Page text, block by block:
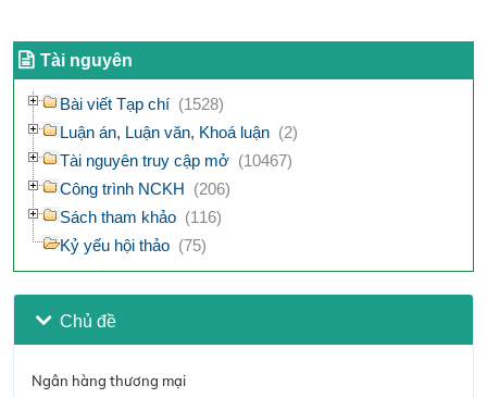
Tài nguyên
Bài viết Tạp chí (1528)
Luận án, Luận văn, Khoá luận (2)
Tài nguyên truy cập mở (10467)
Công trình NCKH (206)
Sách tham khảo (116)
Kỷ yếu hội thảo (75)
Chủ đề
Ngân hàng thương mại